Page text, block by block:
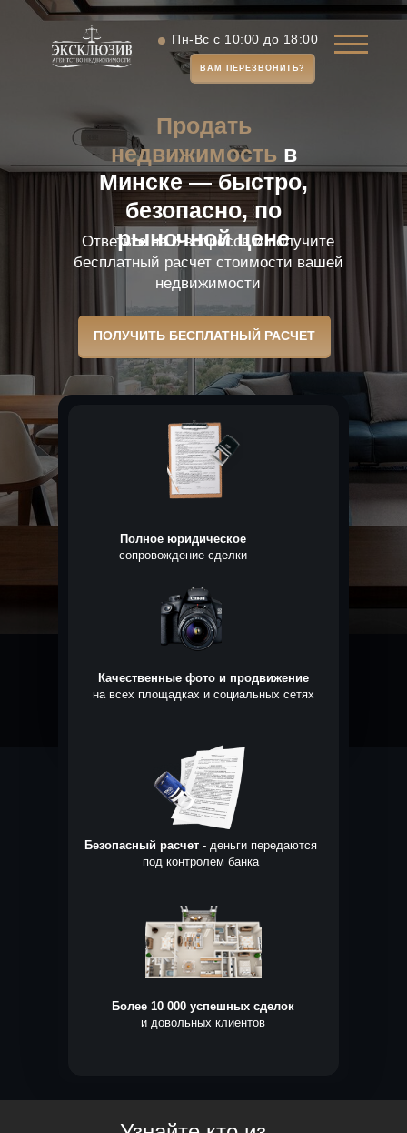
Продать
недвижимостьв
Минске — быстро,
безопасно, по
рыночной цене
Полное юридическое
сопровождение сделки
Безопасный расчет - деньги передаются
под контролем банка
Качественные фото и продвижение
на всех площадках и социальных сетях
Более 10 000 успешных сделок
и довольных клиентов
ПОЛУЧИТЬ БЕСПЛАТНЫЙ РАСЧЕТ
Ответьте на 6 вопросов и получите
бесплатный расчет стоимости вашей
недвижимости
ВАМ ПЕРЕЗВОНИТЬ?
Пн-Вс с 10:00 до 18:00